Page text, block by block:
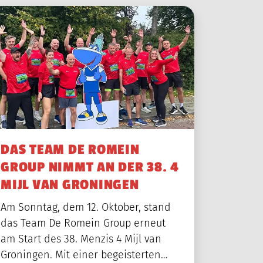
DAS TEAM DE ROMEIN
GROUP NIMMT AN DER 38. 4
MIJL VAN GRONINGEN
Am Sonntag, dem 12. Oktober, stand
das Team De Romein Group erneut
am Start des 38. Menzis 4 Mijl van
Groningen. Mit einer begeisterten…